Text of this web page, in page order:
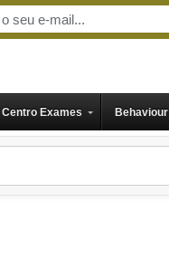
Centro Exames Behaviour